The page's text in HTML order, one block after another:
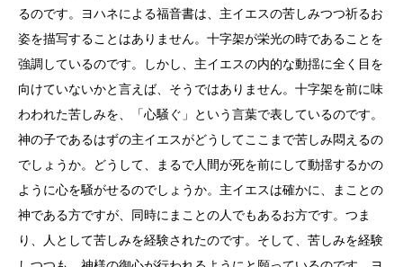
るのです。ヨハネによる福音書は、主イエスの苦しみつつ祈るお
姿を描写することはありません。十字架が栄光の時であることを
強調しているのです。しかし、主イエスの内的な動揺に全く目を
向けていないかと言えば、そうではありません。十字架を前に味
わわれた苦しみを、「心騒ぐ」という言葉で表しているのです。
神の子であるはずの主イエスがどうしてここまで苦しみ悶えるの
でしょうか。どうして、まるで人間が死を前にして動揺するかの
ように心を騒がせるのでしょうか。主イエスは確かに、まことの
神である方ですが、同時にまことの人でもあるお方です。つま
り、人として苦しみを経験されたのです。そして、苦しみを経験